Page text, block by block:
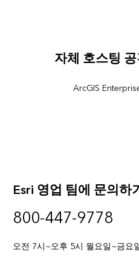
자체 호스팅
ArcGIS
Esri 영업 팀에 문의하
800-447-9778
오전 7시~오후 5시 월요일~금요